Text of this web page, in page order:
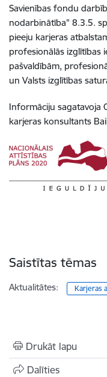
Savienības fondu
nodarbinātība" 8.3.5.
pieeju karjeras
profesionālās izglītības
pašvaldībām,
un Valsts izglītības
Informāciju sagatavoja
karjeras konsultants
Saistītas tēmas
Aktualitātes: Karjeras
Drukāt lapu
Dalīties